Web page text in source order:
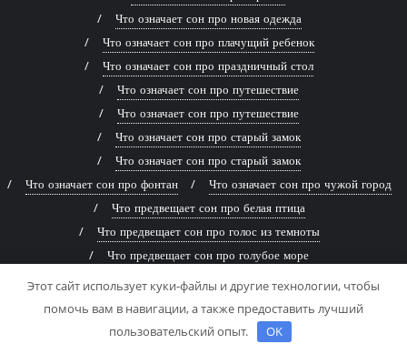
Что означает сон про новая одежда
Что означает сон про плачущий ребенок
Что означает сон про праздничный стол
Что означает сон про путешествие
Что означает сон про путешествие
Что означает сон про старый замок
Что означает сон про старый замок
Что означает сон про фонтан
Что означает сон про чужой город
Что предвещает сон про белая птица
Что предвещает сон про голос из темноты
Что предвещает сон про голубое море
Что предвещает сон про голубое море
Что предвещает сон про живописная река
Этот сайт использует куки-файлы и другие технологии, чтобы
помочь вам в навигации, а также предоставить лучший
пользовательский опыт.
OK